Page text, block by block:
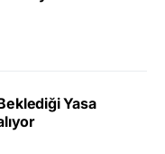
Yasa